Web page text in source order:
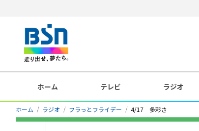
ホーム テレビ ラジオ
ホーム ラジオ フラっとフライデー 4/17 多彩さ